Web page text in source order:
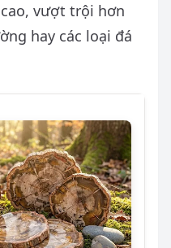
vượt trội hơn
hay các loại đá